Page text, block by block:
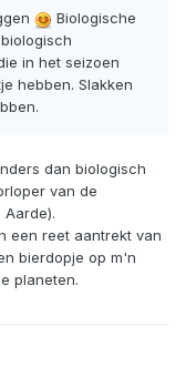
Biologische
in het seizoen
hebben. Slakken
dan biologisch
van de
een reet aantrekt van
bierdopje op m'n
planeten.